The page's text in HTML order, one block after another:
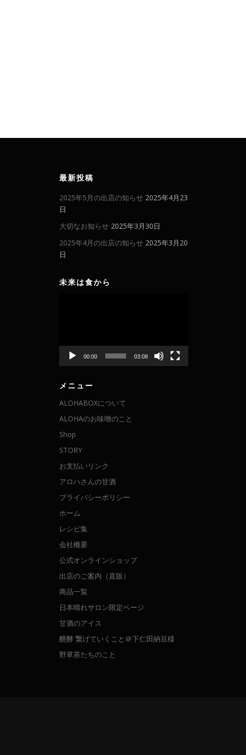
最新投稿
2025年5月の出店の知らせ 2025年4月23
日
大切なお知らせ 2025年3月30日
2025年4月の出店の知らせ 2025年3月20
日
未来は食から
ー
ー
00:00 03:08
メニュー
ALOHABOXについて
ALOHAのお味噌のこと
Shop
STORY
お支払いリンク
アロハさんの甘酒
プライバシーポリシー
ホーム
レシピ集
会社概要
公式オンラインショップ
出店のご案内（直販）
商品一覧
日本晴れサロン限定ページ
甘酒のアイス
醗酵 繋げていくこと＠下仁田納豆様
野草茶たちのこと